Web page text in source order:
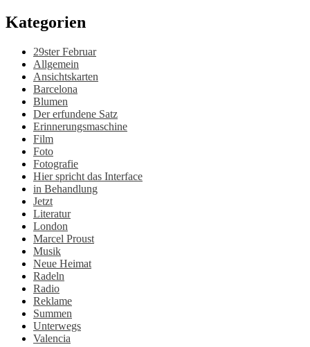
Kategorien
29ster Februar
Allgemein
Ansichtskarten
Barcelona
Blumen
Der erfundene Satz
Erinnerungsmaschine
Film
Foto
Fotografie
Hier spricht das Interface
in Behandlung
Jetzt
Literatur
London
Marcel Proust
Musik
Neue Heimat
Radeln
Radio
Reklame
Summen
Unterwegs
Valencia